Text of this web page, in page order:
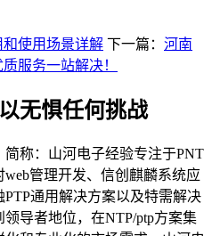
和使用场景详解 下一篇： 河南
服务一站解决！
无惧任何挑战
称：山河电子经验专注于PNT
管理开发、信创麒麟系统应
通用解决方案以及特需解决
导者地位，在NTP/ptp方案集